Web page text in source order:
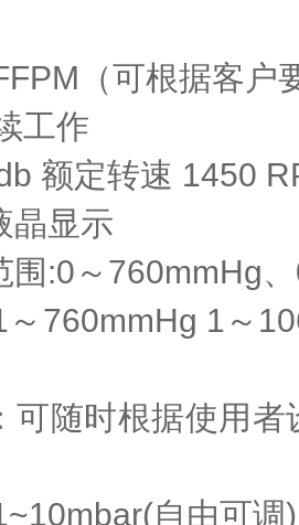
（可根据客户
工作
额定转速 1450
晶显示
围:0～760mmHg
760mmHg 1～
可随时根据使用
自由可调)